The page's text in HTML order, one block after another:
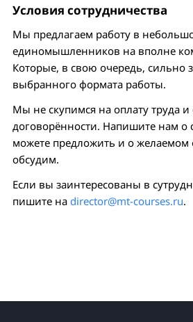
Условия сотрудничества
Мы предлагаем работу в
единомышленников на вполне
Которые, в свою очередь, сильно
выбранного формата работы.
Мы не скупимся на оплату труда
договорённости. Напишите нам о
можете предложить и о желаемом
обсудим.
Если вы заинтересованы в
пишите на director@mt-courses.ru.